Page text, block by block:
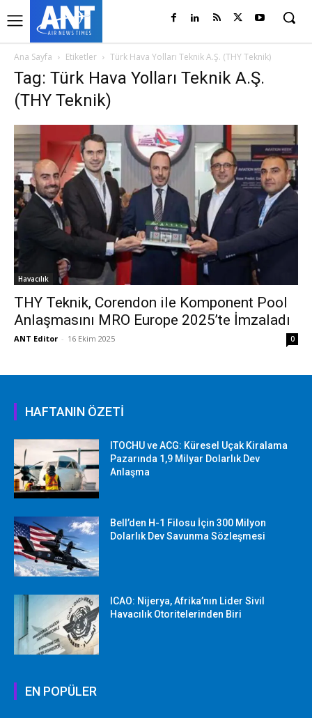
Ana Sayfa Etiketler Türk Hava Yolları Teknik A.Ş. (THY Teknik)
Tag: Türk Hava Yolları Teknik A.Ş.
(THY Teknik)
Havacılık
THY Teknik, Corendon ile Komponent Pool
Anlaşmasını MRO Europe 2025’te İmzaladı
ANT Editor - 16 Ekim 2025 0
HAFTANIN ÖZETİ
ITOCHU ve ACG: Küresel Uçak Kiralama
Pazarında 1,9 Milyar Dolarlık Dev
Anlaşma
Bell’den H-1 Filosu İçin 300 Milyon
Dolarlık Dev Savunma Sözleşmesi
ICAO: Nijerya, Afrika’nın Lider Sivil
Havacılık Otoritelerinden Biri
EN POPÜLER